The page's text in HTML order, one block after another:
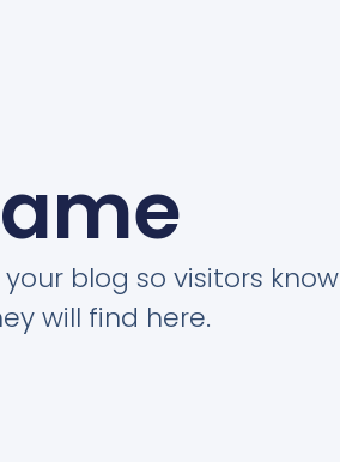
blog so visitors know
will find here.